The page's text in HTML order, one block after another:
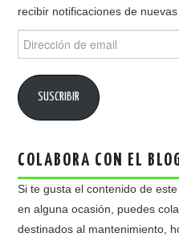
recibir notificaciones de nuevas
de
SUSCRIBIR
COLABORA CON EL
Si te gusta el contenido de
en alguna ocasión, puedes
destinados al mantenimiento,